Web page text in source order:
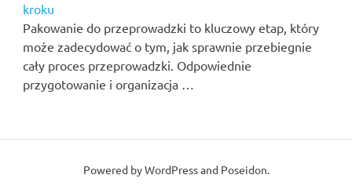
kroku
Pakowanie do przeprowadzki to kluczowy etap, który
może zadecydować o tym, jak sprawnie przebiegnie
cały proces przeprowadzki. Odpowiednie
przygotowanie i organizacja …
Powered byWordPressand Poseidon.